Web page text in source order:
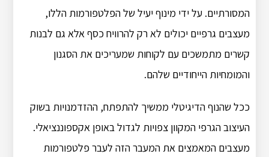
המסורתיים. על ידי מינוף יעיל של הפלטפורמות הללו,
מעצבים גרפיים יכולים לא רק להרוויח כסף אלא גם לבנות
קשרים מתמשכים עם לקוחות שמעריכים את הסגנון
והמומחיות הייחודיים שלהם.
ככל שהנוף הדיגיטלי ממשיך להתפתח, ההזדמנויות בשוק
העיצוב הגרפי המקוון צפויות לגדול באופן אקספוננציאלי.
מעצבים המאמצים את המעבר הזה לעבר פלטפורמות